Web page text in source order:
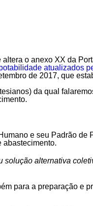
altera o anexo XX da
atualizados
de 2017, que
da qual
e seu Padrão de
abastecimento.
alternativa
para a preparação e